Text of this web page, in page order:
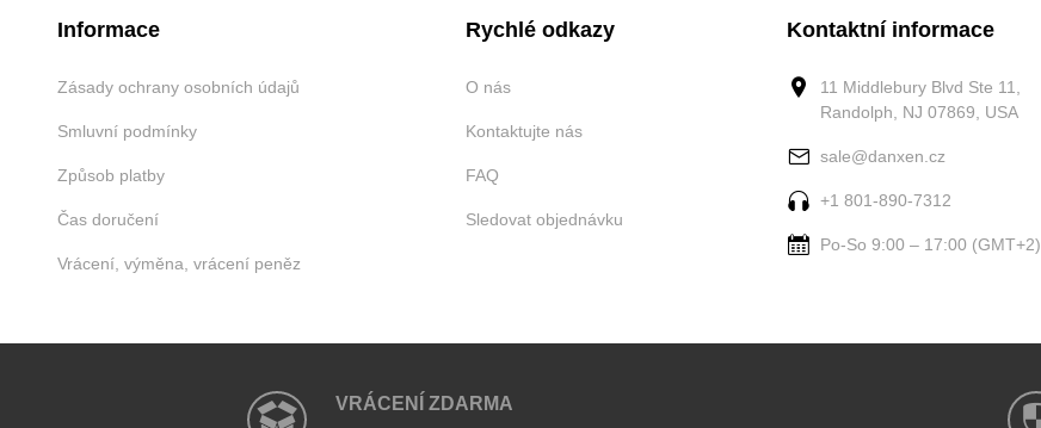
Informace
Zásady ochrany osobních údajů
Smluvní podmínky
Způsob platby
Čas doručení
Vrácení, výměna, vrácení peněz
Rychlé odkazy
O nás
Kontaktujte nás
FAQ
Sledovat objednávku
Kontaktní informace
11 Middlebury Blvd Ste 11,
Randolph, NJ 07869, USA
sale@danxen.cz
+1 801-890-7312
Po-So 9:00 – 17:00 (GMT+2).
VRÁCENÍ ZDARMA